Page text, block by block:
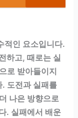
적인 요소입니다.
하고, 때로는 실
로 받아들이지
도전과 실패를
나은 방향으로
. 실패에서 배운